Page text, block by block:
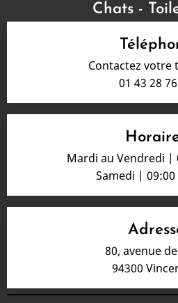
Chats -
Contactez votre
01 43 28
Mardi au Vendredi |
Samedi | 09:00
80, avenue
94300